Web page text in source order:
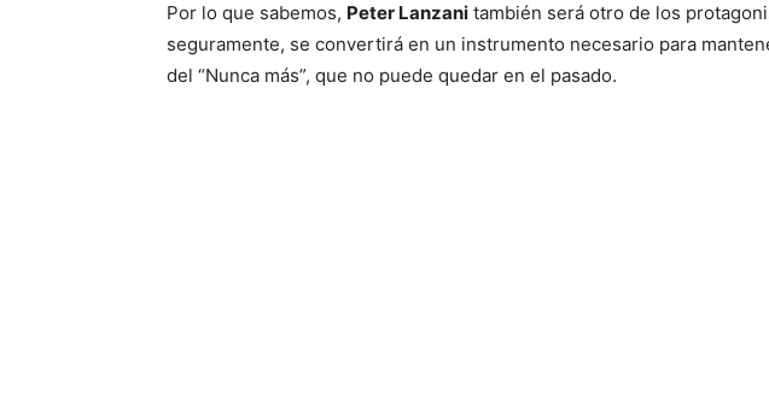
Por lo que sabemos, Peter Lanzani también será otro de los
seguramente, se convertirá en un instrumento necesario para
del “Nunca más”, que no puede quedar en el pasado.